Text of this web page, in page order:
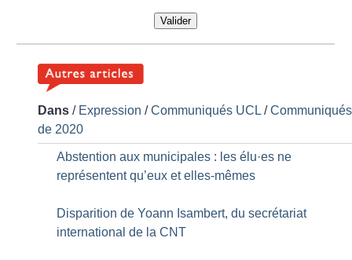
Valider
Dans / Expression /Communiqués UCL /Communiqués
de 2020
Abstention aux municipales : les élu·es ne
représentent qu’eux et elles-mêmes
Disparition de Yoann Isambert, du secrétariat
international de la CNT